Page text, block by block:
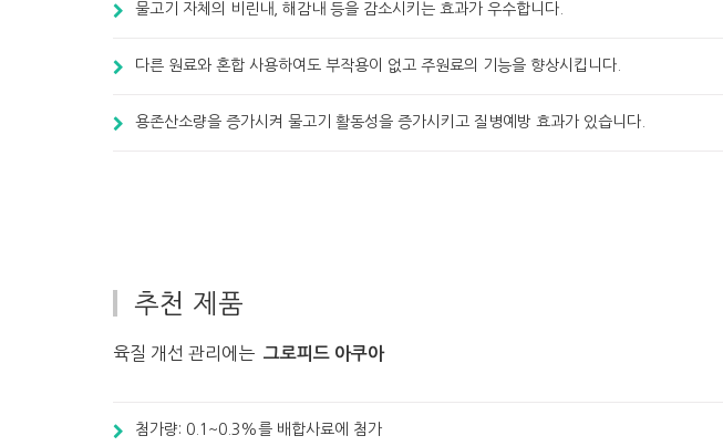
물고기 자체의 비린내, 해감내 등을 감소시키는 효과가 우수합니다.
다른 원료와 혼합 사용하여도 부작용이 없고 주원료의 기능을 향상시킵니다.
용존산소량을 증가시켜 물고기 활동성을 증가시키고 질병예방 효과가 있습니다.
추천 제품
육질 개선 관리에는 그로피드 아쿠아
첨가량: 0.1~0.3%를 배합사료에 첨가